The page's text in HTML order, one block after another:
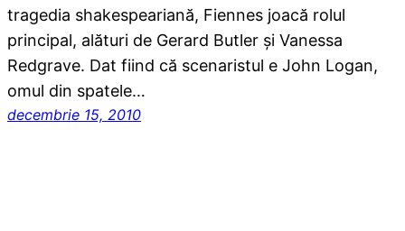
tragedia shakespeariană, Fiennes joacă rolul
principal, alături de Gerard Butler şi Vanessa
Redgrave. Dat fiind că scenaristul e John Logan,
omul din spatele…
decembrie 15, 2010